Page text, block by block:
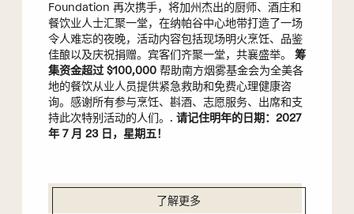
Foundation 再次携手，将加州杰出的厨师、酒庄和
餐饮业人士汇聚一堂，在纳帕谷中心地带打造了一场
令人难忘的夜晚，活动内容包括现场明火烹饪、品鉴
佳酿以及庆祝捐赠。宾客们齐聚一堂，共襄盛举。 筹
集资金超过 $100,000帮助南方烟雾基金会为全美各
地的餐饮从业人员提供紧急救助和免费心理健康咨
询。感谢所有参与烹饪、斟酒、志愿服务、出席和支
持此次特别活动的人们。. 请记住明年的日期：2027
年 7 月 23 日，星期五！
了解更多